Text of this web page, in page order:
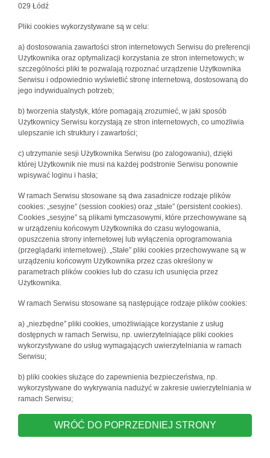
029 Łódź
Pliki cookies wykorzystywane są w celu:
a) dostosowania zawartości stron internetowych Serwisu do preferencji
Użytkownika oraz optymalizacji korzystania ze stron internetowych; w
szczególności pliki te pozwalają rozpoznać urządzenie Użytkownika
Serwisu i odpowiednio wyświetlić stronę internetową, dostosowaną do
jego indywidualnych potrzeb;
b) tworzenia statystyk, które pomagają zrozumieć, w jaki sposób
Użytkownicy Serwisu korzystają ze stron internetowych, co umożliwia
ulepszanie ich struktury i zawartości;
c) utrzymanie sesji Użytkownika Serwisu (po zalogowaniu), dzięki
której Użytkownik nie musi na każdej podstronie Serwisu ponownie
wpisywać loginu i hasła;
W ramach Serwisu stosowane są dwa zasadnicze rodzaje plików
cookies: „sesyjne” (session cookies) oraz „stałe” (persistent cookies).
Cookies „sesyjne” są plikami tymczasowymi, które przechowywane są
w urządzeniu końcowym Użytkownika do czasu wylogowania,
opuszczenia strony internetowej lub wyłączenia oprogramowania
(przeglądarki internetowej). „Stałe” pliki cookies przechowywane są w
urządzeniu końcowym Użytkownika przez czas określony w
parametrach plików cookies lub do czasu ich usunięcia przez
Użytkownika.
W ramach Serwisu stosowane są następujące rodzaje plików cookies:
a) „niezbędne” pliki cookies, umożliwiające korzystanie z usług
dostępnych w ramach Serwisu, np. uwierzytelniające pliki cookies
wykorzystywane do usług wymagających uwierzytelniania w ramach
Serwisu;
b) pliki cookies służące do zapewnienia bezpieczeństwa, np.
wykorzystywane do wykrywania nadużyć w zakresie uwierzytelniania w
ramach Serwisu;
WRÓĆ DO POPRZEDNIEJ STRONY